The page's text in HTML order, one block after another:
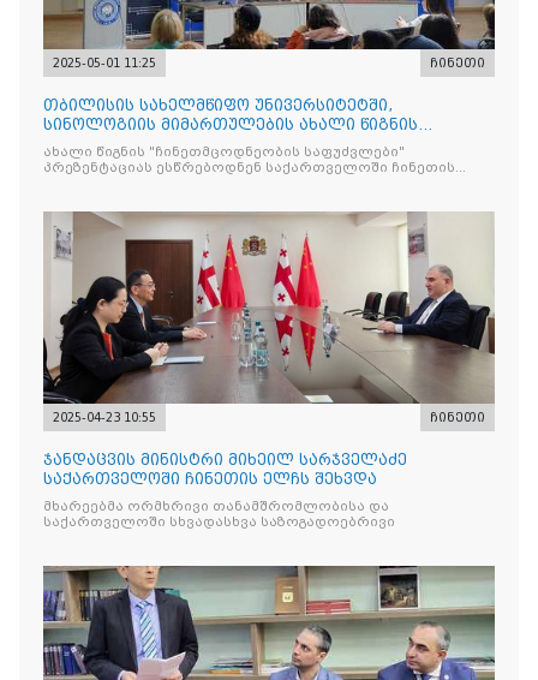
2025-05-01 11:25 ჩინეთი
თბილისის სახელმწიფო უნივერსიტეტში,
სინოლოგიის მიმართულების ახალი წიგნის
"ჩინეთმცოდნეობის საფუძვ
ახალი წიგნის "ჩინეთმცოდნეობის საფუძვლები"
პრეზენტაციას ესწრებოდნენ საქართველოში ჩინეთის
2025-04-23 10:55 ჩინეთი
ჯანდაცვის მინისტრი მიხეილ სარჯველაძე
საქართველოში ჩინეთის ელჩს შეხვდა
მხარეებმა ორმხრივი თანამშრომლობისა და
საქართველოში სხვადასხვა საზოგადოებრივი